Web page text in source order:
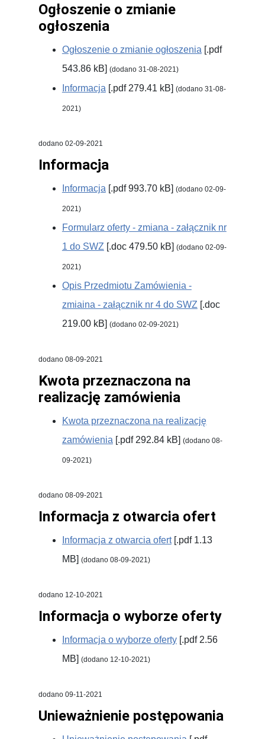
Ogłoszenie o zmianie
ogłoszenia
Ogłoszenie o zmianie ogłoszenia [.pdf
543.86 kB] (dodano 31-08-2021)
Informacja [.pdf 279.41 kB] (dodano 31-08-
2021)
dodano 02-09-2021
Informacja
Informacja [.pdf 993.70 kB] (dodano 02-09-
2021)
Formularz oferty - zmiana - załącznik nr
1 do SWZ [.doc 479.50 kB] (dodano 02-09-
2021)
Opis Przedmiotu Zamówienia -
zmiaina - załącznik nr 4 do SWZ [.doc
219.00 kB] (dodano 02-09-2021)
dodano 08-09-2021
Kwota przeznaczona na
realizację zamówienia
Kwota przeznaczona na realizację
zamówienia [.pdf 292.84 kB] (dodano 08-
09-2021)
dodano 08-09-2021
Informacja z otwarcia ofert
Informacja z otwarcia ofert[.pdf 1.13
MB] (dodano 08-09-2021)
dodano 12-10-2021
Informacja o wyborze oferty
Informacja o wyborze oferty[.pdf 2.56
MB] (dodano 12-10-2021)
dodano 09-11-2021
Unieważnienie postępowania